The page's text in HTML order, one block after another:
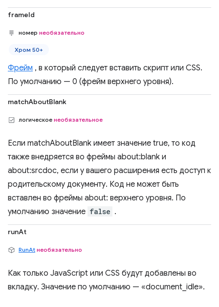
frameId
номер необязательно
Хром 50+
Фрейм , в который следует вставить скрипт или CSS.
По умолчанию — 0 (фрейм верхнего уровня).
matchAboutBlank
логическое необязательное
Если matchAboutBlank имеет значение true, то код
также внедряется во фреймы about:blank и
about:srcdoc, если у вашего расширения есть доступ к
родительскому документу. Код не может быть
вставлен во фреймы about: верхнего уровня. По
умолчанию значение false .
runAt
RunAt необязательно
Как только JavaScript или CSS будут добавлены во
вкладку. Значение по умолчанию — «document_idle».